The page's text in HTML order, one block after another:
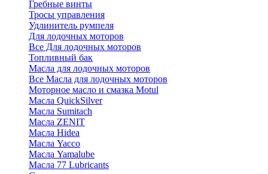
Гребные винты
Тросы управления
Удлинитель румпеля
Для лодочных моторов
Все Для лодочных моторов
Топливный бак
Масла для лодочных моторов
Все Масла для лодочных моторов
Моторное масло и смазка Motul
Масла QuickSilver
Масла Sumitach
Масла ZENIT
Масла Hidea
Масла Yacco
Масла Yamalube
Масла 77 Lubricants